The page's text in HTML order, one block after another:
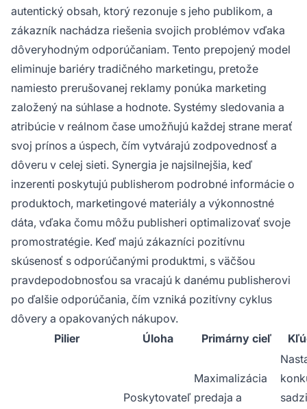
autentický obsah, ktorý rezonuje s jeho publikom, a
zákazník nachádza riešenia svojich problémov vďaka
dôveryhodným odporúčaniam. Tento prepojený model
eliminuje bariéry tradičného marketingu, pretože
namiesto prerušovanej reklamy ponúka marketing
založený na súhlase a hodnote. Systémy sledovania a
atribúcie v reálnom čase umožňujú každej strane merať
svoj prínos a úspech, čím vytvárajú zodpovednosť a
dôveru v celej sieti. Synergia je najsilnejšia, keď
inzerenti poskytujú publisherom podrobné informácie o
produktoch, marketingové materiály a výkonnostné
dáta, vďaka čomu môžu publisheri optimalizovať svoje
promostratégie. Keď majú zákazníci pozitívnu
skúsenosť s odporúčanými produktmi, s väčšou
pravdepodobnosťou sa vracajú k danému publisherovi
po ďalšie odporúčania, čím vzniká pozitívny cyklus
dôvery a opakovaných nákupov.
Pilier
Úloha Primárny cieľ
Poskytovateľ
Maximalizácia
predaja a